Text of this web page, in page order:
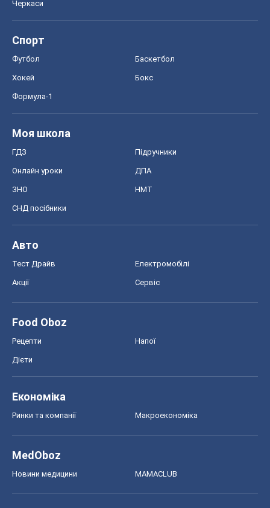
Черкаси
Спорт
Футбол Баскетбол
Хокей Бокс
Формула-1
Моя школа
ГДЗ Підручники
Онлайн уроки ДПА
ЗНО НМТ
СНД посібники
Авто
Тест Драйв Електромобілі
Акції Сервіс
Food Oboz
Рецепти Напої
Дієти
Економіка
Ринки та компанії Макроекономіка
MedOboz
Новини медицини MAMACLUB